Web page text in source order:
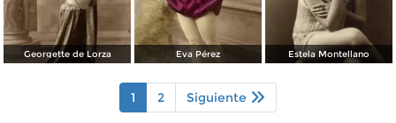
Georgette de Lorza Eva Pérez Estela Montellano
1 2 Siguiente